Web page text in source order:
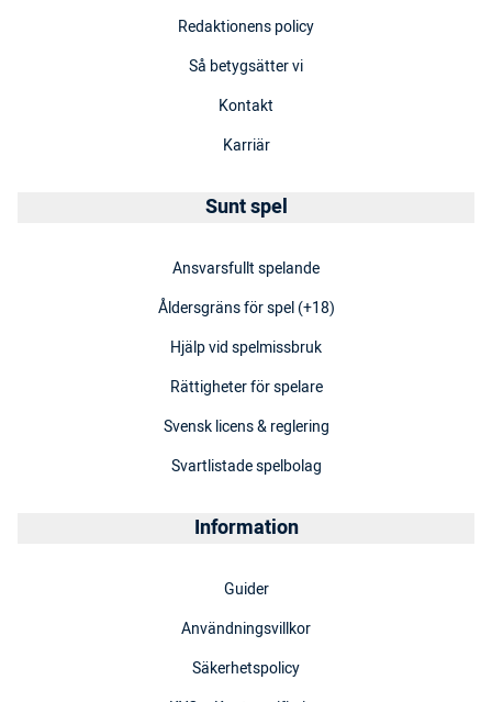
Redaktionens policy
Så betygsätter vi
Kontakt
Karriär
Sunt spel
Ansvarsfullt spelande
Åldersgräns för spel (+18)
Hjälp vid spelmissbruk
Rättigheter för spelare
Svensk licens & reglering
Svartlistade spelbolag
Information
Guider
Användningsvillkor
Säkerhetspolicy